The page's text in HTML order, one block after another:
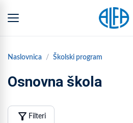
Naslovnica Školski program
Osnovna škola
filter_alt Filteri